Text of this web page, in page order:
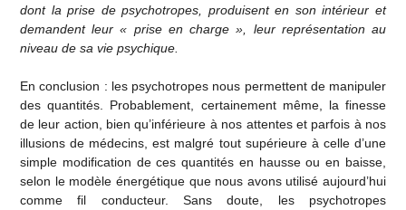
dont la prise de psychotropes, produisent en son intérieur et
demandent leur « prise en charge », leur représentation au
niveau de sa vie psychique.
En conclusion : les psychotropes nous permettent de manipuler
des quantités. Probablement, certainement même, la finesse
de leur action, bien qu’inférieure à nos attentes et parfois à nos
illusions de médecins, est malgré tout supérieure à celle d’une
simple modification de ces quantités en hausse ou en baisse,
selon le modèle énergétique que nous avons utilisé aujourd’hui
comme fil conducteur. Sans doute, les psychotropes